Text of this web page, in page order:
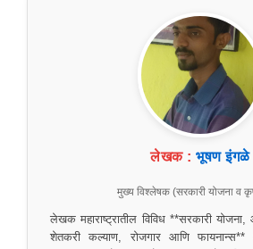
लेखक : भूषण इंगळे
मुख्य विश्लेषक (सरकारी योजना व
लेखक महाराष्ट्रातील विविध **सरकारी
शेतकरी कल्याण, रोजगार आणि फायनान्स**